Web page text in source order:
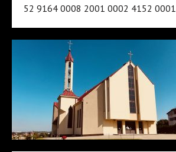
52 9164 0008 2001 0002 4152 0001